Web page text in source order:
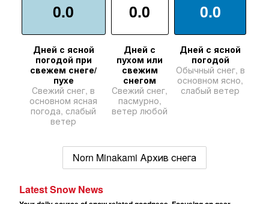
0.0
Дней с ясной
погодой при
свежем снеге/
пухе
Свежий снег, в
основном ясная
погода, слабый
ветер
0.0
Дней с
пухом или
свежим
снегом
Свежий снег,
пасмурно,
ветер любой
0.0
Дней с ясной
погодой
Обычный снег, в
основном ясно,
слабый ветер
Norn Minakami Архив снега